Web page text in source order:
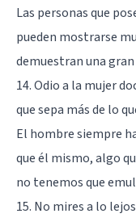
Las personas que
pueden mostrarse
demuestran una
14. Odio a la mujer
que sepa más de lo
El hombre siempre
que él mismo, algo
no tenemos que
15. No mires a lo